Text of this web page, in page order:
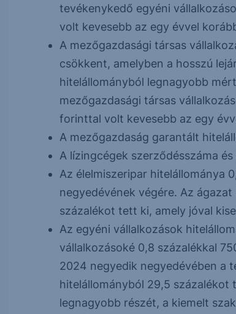
tevékenykedő egyéni
volt kevesebb az egy évvel
A mezőgazdasági társas
csökkent, amelyben a hosszú
hitelállományból legnagyobb
mezőgazdasági társas
forinttal volt kevesebb az egy
A mezőgazdaság garantált
A lízingcégek szerződésszáma
Az élelmiszeripar hitelállománya
negyedévének végére. Az
százalékot tett ki, amely jóval
Az egyéni vállalkozások
vállalkozásoké 0,8 százalékkal
2024 negyedik negyedévében a
hitelállományból 29,5 százalékot
legnagyobb részét, a kiemelt